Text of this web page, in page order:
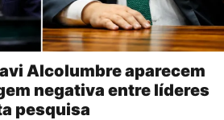
Alcolumbre aparecem
negativa entre líderes
pesquisa